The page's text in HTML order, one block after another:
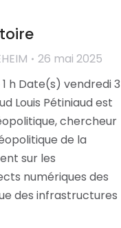
26 mai 2025
h Date(s) vendredi 3
Louis Pétiniaud est
chercheur
de la
sur les
numériques des
des infrastructures